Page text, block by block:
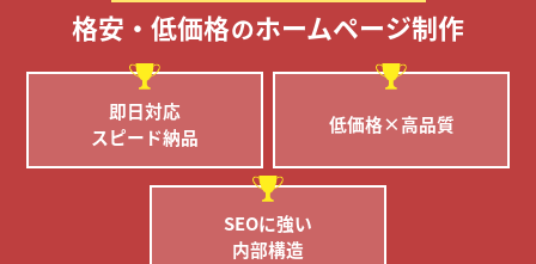
格安・低価格のホームページ制作
即日対応
スピード納品
低価格×高品質
SEOに強い
内部構造